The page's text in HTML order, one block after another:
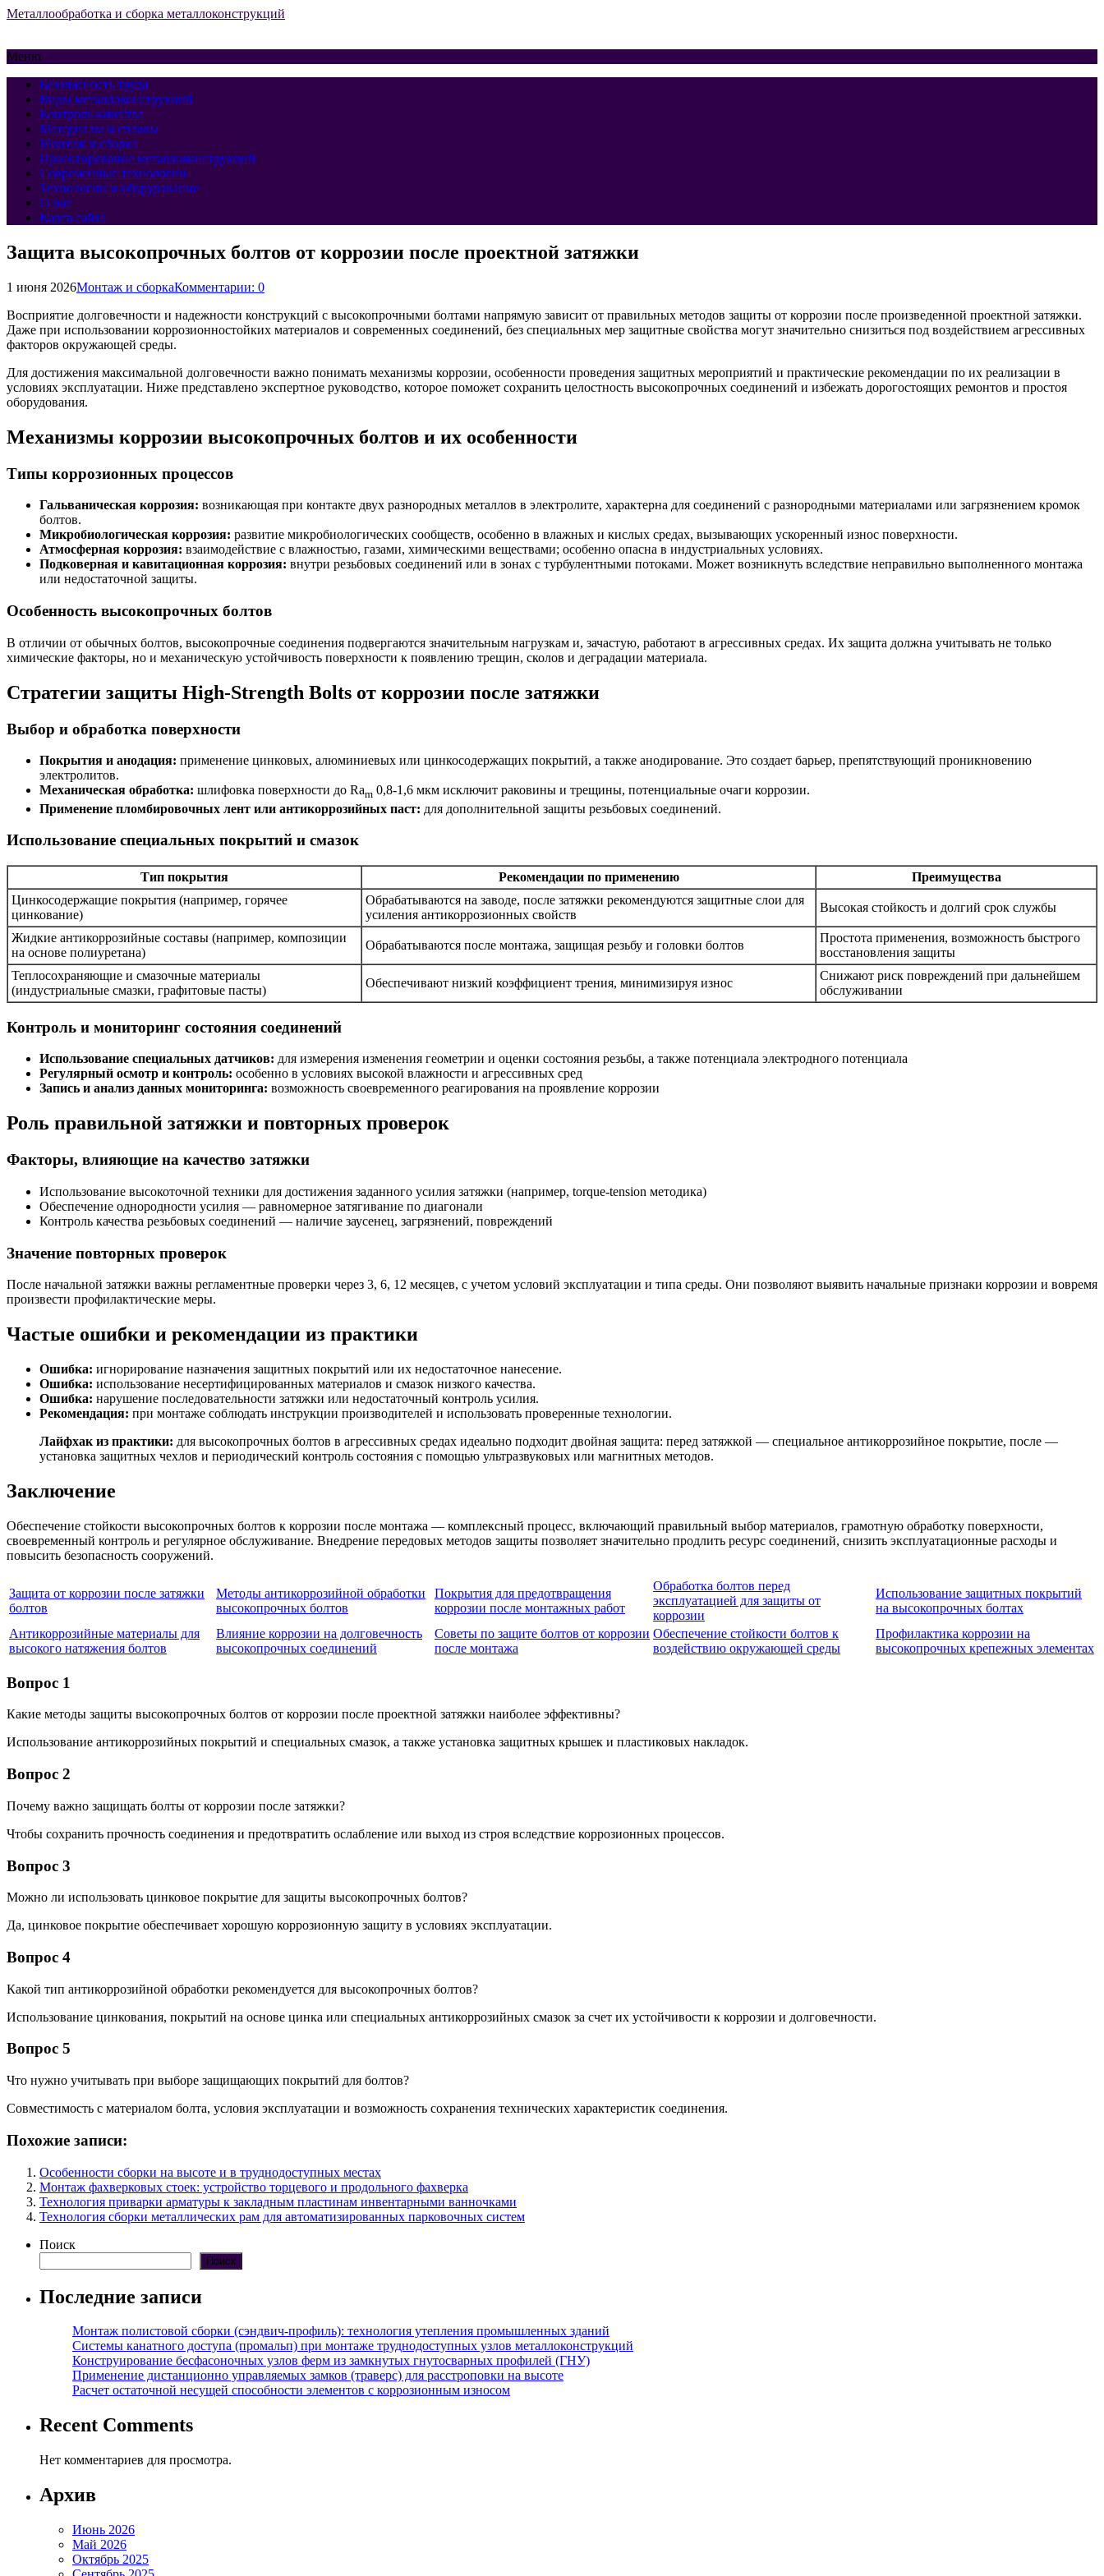
Металлообработка и сборка металлоконструкций
Меню
Безопасность труда
Виды металлоконструкций
Контроль качества
Материалы и сплавы
Монтаж и сборка
Проектирование металлоконструкций
Современные технологии
Технологии и оборудование
О нас
Карта сайта
Защита высокопрочных болтов от коррозии после проектной затяжки
1 июня 2026Монтаж и сборкаКомментарии: 0
Восприятие долговечности и надежности конструкций с высокопрочными болтами напрямую зависит от правильных методов защиты от коррозии после произведенной проектной затяжки.
Даже при использовании коррозионностойких материалов и современных соединений, без специальных мер защитные свойства могут значительно снизиться под воздействием агрессивных
факторов окружающей среды.
Для достижения максимальной долговечности важно понимать механизмы коррозии, особенности проведения защитных мероприятий и практические рекомендации по их реализации в
условиях эксплуатации. Ниже представлено экспертное руководство, которое поможет сохранить целостность высокопрочных соединений и избежать дорогостоящих ремонтов и простоя
оборудования.
Механизмы коррозии высокопрочных болтов и их особенности
Типы коррозионных процессов
Гальваническая коррозия: возникающая при контакте двух разнородных металлов в электролите, характерна для соединений с разнородными материалами или загрязнением кромок
болтов.
Микробиологическая коррозия: развитие микробиологических сообществ, особенно в влажных и кислых средах, вызывающих ускоренный износ поверхности.
Атмосферная коррозия: взаимодействие с влажностью, газами, химическими веществами; особенно опасна в индустриальных условиях.
Подковерная и кавитационная коррозия: внутри резьбовых соединений или в зонах с турбулентными потоками. Может возникнуть вследствие неправильно выполненного монтажа
или недостаточной защиты.
Особенность высокопрочных болтов
В отличии от обычных болтов, высокопрочные соединения подвергаются значительным нагрузкам и, зачастую, работают в агрессивных средах. Их защита должна учитывать не только
химические факторы, но и механическую устойчивость поверхности к появлению трещин, сколов и деградации материала.
Стратегии защиты High-Strength Bolts от коррозии после затяжки
Выбор и обработка поверхности
Покрытия и анодация: применение цинковых, алюминиевых или цинкосодержащих покрытий, а также анодирование. Это создает барьер, препятствующий проникновению
электролитов.
Механическая обработка: шлифовка поверхности до Ram 0,8-1,6 мкм исключит раковины и трещины, потенциальные очаги коррозии.
Применение пломбировочных лент или антикоррозийных паст: для дополнительной защиты резьбовых соединений.
Использование специальных покрытий и смазок
Тип покрытия Рекомендации по применению
Преимущества
Цинкосодержащие покрытия (например, горячее
цинкование)
Обрабатываются на заводе, после затяжки рекомендуются защитные слои для
усиления антикоррозионных свойств
Высокая стойкость и долгий срок службы
Жидкие антикоррозийные составы (например, композиции
на основе полиуретана)
Обрабатываются после монтажа, защищая резьбу и головки болтов
Простота применения, возможность быстрого
восстановления защиты
Теплосохраняющие и смазочные материалы
(индустриальные смазки, графитовые пасты)
Обеспечивают низкий коэффициент трения, минимизируя износ
Снижают риск повреждений при дальнейшем
обслуживании
Контроль и мониторинг состояния соединений
Использование специальных датчиков: для измерения изменения геометрии и оценки состояния резьбы, а также потенциала электродного потенциала
Регулярный осмотр и контроль: особенно в условиях высокой влажности и агрессивных сред
Запись и анализ данных мониторинга: возможность своевременного реагирования на проявление коррозии
Роль правильной затяжки и повторных проверок
Факторы, влияющие на качество затяжки
Использование высокоточной техники для достижения заданного усилия затяжки (например, torque-tension методика)
Обеспечение однородности усилия — равномерное затягивание по диагонали
Контроль качества резьбовых соединений — наличие заусенец, загрязнений, повреждений
Значение повторных проверок
После начальной затяжки важны регламентные проверки через 3, 6, 12 месяцев, с учетом условий эксплуатации и типа среды. Они позволяют выявить начальные признаки коррозии и вовремя
произвести профилактические меры.
Частые ошибки и рекомендации из практики
Ошибка: игнорирование назначения защитных покрытий или их недостаточное нанесение.
Ошибка: использование несертифицированных материалов и смазок низкого качества.
Ошибка: нарушение последовательности затяжки или недостаточный контроль усилия.
Рекомендация: при монтаже соблюдать инструкции производителей и использовать проверенные технологии.
Лайфхак из практики: для высокопрочных болтов в агрессивных средах идеально подходит двойная защита: перед затяжкой — специальное антикоррозийное покрытие, после —
установка защитных чехлов и периодический контроль состояния с помощью ультразвуковых или магнитных методов.
Заключение
Обеспечение стойкости высокопрочных болтов к коррозии после монтажа — комплексный процесс, включающий правильный выбор материалов, грамотную обработку поверхности,
своевременный контроль и регулярное обслуживание. Внедрение передовых методов защиты позволяет значительно продлить ресурс соединений, снизить эксплуатационные расходы и
повысить безопасность сооружений.
Защита от коррозии после затяжки
болтов
Методы антикоррозийной обработки
высокопрочных болтов
Покрытия для предотвращения
коррозии после монтажных работ
Обработка болтов перед
эксплуатацией для защиты от
коррозии
Использование защитных покрытий
на высокопрочных болтах
Антикоррозийные материалы для
высокого натяжения болтов
Влияние коррозии на долговечность
высокопрочных соединений
Советы по защите болтов от коррозии
после монтажа
Обеспечение стойкости болтов к
воздействию окружающей среды
Профилактика коррозии на
высокопрочных крепежных элементах
Вопрос 1
Какие методы защиты высокопрочных болтов от коррозии после проектной затяжки наиболее эффективны?
Использование антикоррозийных покрытий и специальных смазок, а также установка защитных крышек и пластиковых накладок.
Вопрос 2
Почему важно защищать болты от коррозии после затяжки?
Чтобы сохранить прочность соединения и предотвратить ослабление или выход из строя вследствие коррозионных процессов.
Вопрос 3
Можно ли использовать цинковое покрытие для защиты высокопрочных болтов?
Да, цинковое покрытие обеспечивает хорошую коррозионную защиту в условиях эксплуатации.
Вопрос 4
Какой тип антикоррозийной обработки рекомендуется для высокопрочных болтов?
Использование цинкования, покрытий на основе цинка или специальных антикоррозийных смазок за счет их устойчивости к коррозии и долговечности.
Вопрос 5
Что нужно учитывать при выборе защищающих покрытий для болтов?
Совместимость с материалом болта, условия эксплуатации и возможность сохранения технических характеристик соединения.
Похожие записи:
Особенности сборки на высоте и в труднодоступных местах
Монтаж фахверковых стоек: устройство торцевого и продольного фахверка
Технология приварки арматуры к закладным пластинам инвентарными ванночками
Технология сборки металлических рам для автоматизированных парковочных систем
Поиск
Поиск
Последние записи
Монтаж полистовой сборки (сэндвич-профиль): технология утепления промышленных зданий
Системы канатного доступа (промальп) при монтаже труднодоступных узлов металлоконструкций
Конструирование бесфасоночных узлов ферм из замкнутых гнутосварных профилей (ГНУ)
Применение дистанционно управляемых замков (траверс) для расстроповки на высоте
Расчет остаточной несущей способности элементов с коррозионным износом
Recent Comments
Нет комментариев для просмотра.
Архив
Июнь 2026
Май 2026
Октябрь 2025